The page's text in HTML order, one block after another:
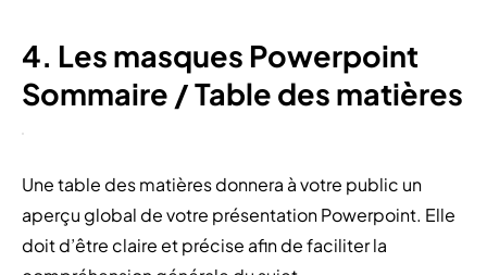
4. Les masques Powerpoint
Sommaire / Table des matières
Une table des matières donnera à votre public un
aperçu global de votre présentation Powerpoint. Elle
doit d’être claire et précise afin de faciliter la